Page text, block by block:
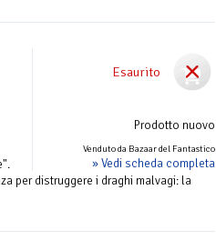
Esaurito
Prodotto nuovo
Venduto da Bazaar del Fantastico
» Vedi scheda completa
per distruggere i draghi malvagi: la